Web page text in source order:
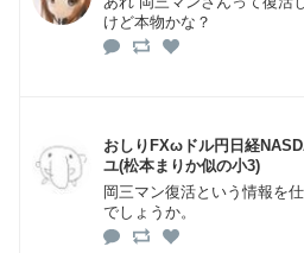
けど本物かな？
おしりFXωドル円日経
ユ(松本まりか似の小3)
岡三マン復活という情報を
でしょうか。